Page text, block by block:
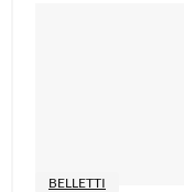
BELLETTI